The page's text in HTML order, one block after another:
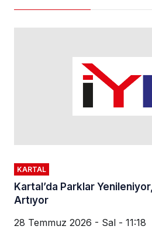
KARTAL
Kartal’da Parklar
Artıyor
28 Temmuz 2026 - Sal - 11:18